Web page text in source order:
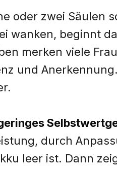
oder zwei Säulen
wanken, beginnt
merken viele
und
durch
leer ist. Dann